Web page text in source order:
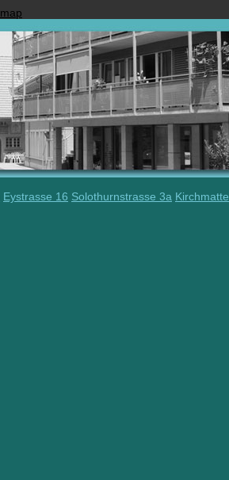
Eystrasse 16 Solothurnstrasse 3a Kirchmatte